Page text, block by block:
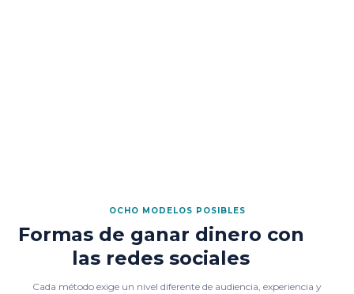
OCHO MODELOS POSIBLES
Formas de ganar dinero con
las redes sociales
Cada método exige un nivel diferente de audiencia, experiencia y